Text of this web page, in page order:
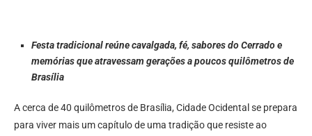
Festa tradicional reúne cavalgada, fé, sabores do Cerrado e
memórias que atravessam gerações a poucos quilômetros de
Brasília
A cerca de 40 quilômetros de Brasília, Cidade Ocidental se prepara
para viver mais um capítulo de uma tradição que resiste ao